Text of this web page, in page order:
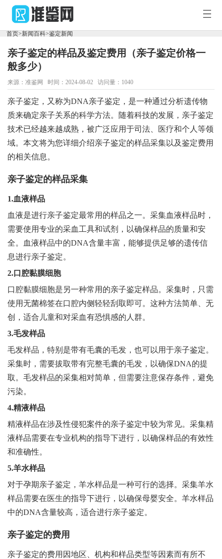
欢
访
问
准
鉴
网！
首
页
新
闻
百
科
鉴
定
中
心
DNA
套
餐
首页>新闻百科>鉴定新闻
亲子鉴定的样品及鉴定费用（亲子鉴定价格一
般多少）
来源：准鉴网 时间：2024-08-02 访问量：1040
亲子鉴定，又称为DNA亲子鉴定，是一种通过分析遗传物
质来确定亲子关系的科学方法。随着科技的发展，亲子鉴定
技术已经越来越成熟，被广泛应用于司法、医疗和个人等领
域。本文将为您详细介绍亲子鉴定的样品采集以及鉴定费用
的相关信息。
亲子鉴定的样品采集
1.血液样品
血液是进行亲子鉴定最常用的样品之一。采集血液样品时，
需要使用专业的采血工具和试剂，以确保样品的质量和安
全。血液样品中的DNA含量丰富，能够提供足够的遗传信
息进行亲子鉴定。
2.口腔黏膜细胞
口腔黏膜细胞是另一种常用的亲子鉴定样品。采集时，只需
使用无菌棉签在口腔内侧轻轻刮取即可。这种方法简单、无
创，适合儿童和对采血有恐惧感的人群。
3.毛发样品
毛发样品，特别是带有毛囊的毛发，也可以用于亲子鉴定。
采集时，需要拔取带有完整毛囊的毛发，以确保DNA的提
取。毛发样品的采集相对简单，但需要注意保存条件，避免
污染。
4.精液样品
精液样品在涉及性侵犯案件的亲子鉴定中较为常见。采集精
液样品需要在专业机构的指导下进行，以确保样品的有效性
和准确性。
5.羊水样品
对于孕期亲子鉴定，羊水样品是一种可行的选择。采集羊水
样品需要在医生的指导下进行，以确保母婴安全。羊水样品
中的DNA含量较高，适合进行亲子鉴定。
亲子鉴定的费用
亲子鉴定的费用因地区、机构和样品类型等因素而有所不